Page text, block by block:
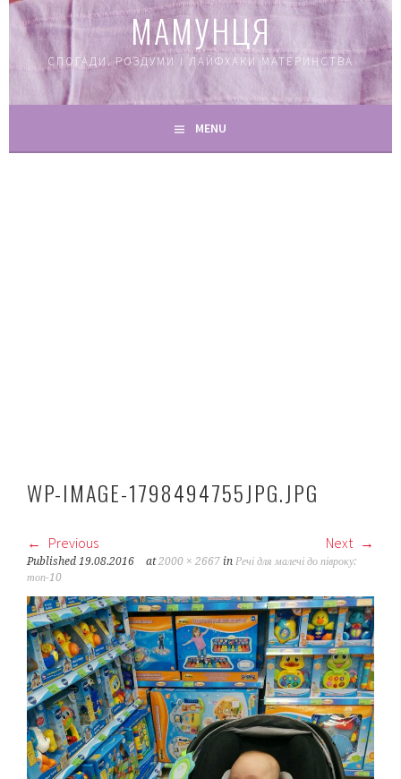
МАМУНЦЯ
СПОГАДИ, РОЗДУМИ І ЛАЙФХАКИ МАТЕРИНСТВА
MENU
WP-IMAGE-1798494755JPG.JPG
Previous Next
Published19.08.2016 at2000 × 2667 inРечі для малечі до півроку:
топ-10